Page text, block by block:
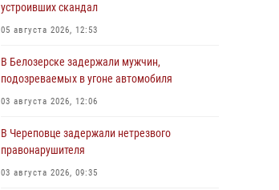
устроивших скандал
05 августа 2026, 12:53
В Белозерске задержали мужчин,
подозреваемых в угоне автомобиля
03 августа 2026, 12:06
В Череповце задержали нетрезвого
правонарушителя
03 августа 2026, 09:35